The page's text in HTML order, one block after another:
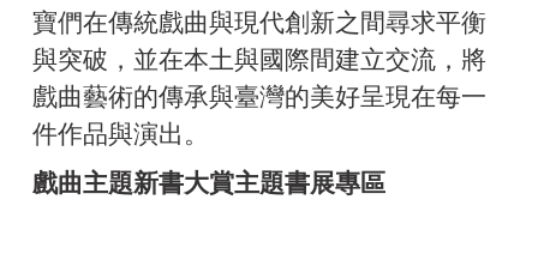
寶們在傳統戲曲與現代創新之間尋求平衡
與突破，並在本土與國際間建立交流，將
戲曲藝術的傳承與臺灣的美好呈現在每一
件作品與演出。
戲曲主題新書大賞主題書展專區